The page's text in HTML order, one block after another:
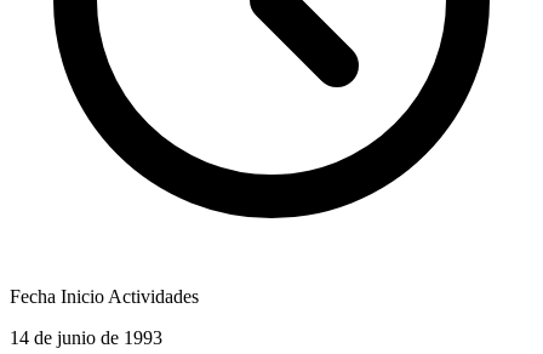
Fecha Inicio Actividades
14 de junio de 1993